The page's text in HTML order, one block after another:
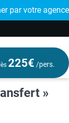
par votre
🤩
225€ /pers.
»